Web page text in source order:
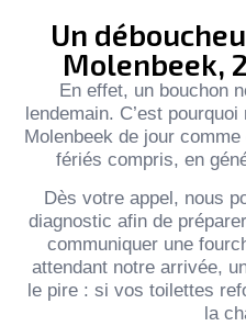
Un
Molenbeek,
En effet, un bouchon
lendemain. C’est
Molenbeek de jour
fériés compris, en
Dès votre appel, nous
diagnostic afin de
communiquer une
attendant notre arrivée,
le pire : si vos toilettes
la